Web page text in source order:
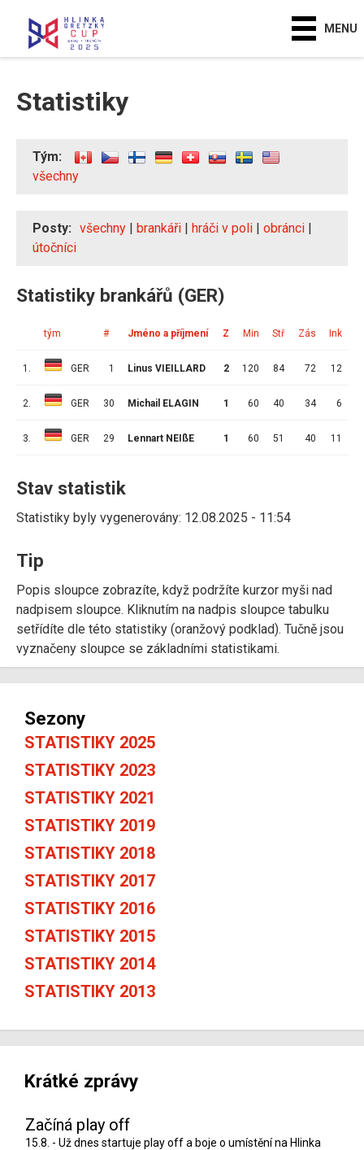
MENU
Statistiky
Tým:
všechny
Posty: všechny | brankáři | hráči v poli | obránci |
útočníci
Statistiky brankářů (GER)
tým # Jméno a příjmení Z Min Stř Zás Ink
1. GER 1 Linus VIEILLARD 2 120 84 72 12
2. GER 30 Michail ELAGIN 1 60 40 34 6
3. GER 29 Lennart NEIßE 1 60 51 40 11
Stav statistik
Statistiky byly vygenerovány: 12.08.2025 - 11:54
Tip
Popis sloupce zobrazíte, když podržíte kurzor myši nad
nadpisem sloupce. Kliknutím na nadpis sloupce tabulku
setřídíte dle této statistiky (oranžový podklad). Tučně jsou
vyznačeny sloupce se základními statistikami.
Sezony
STATISTIKY 2025
STATISTIKY 2023
STATISTIKY 2021
STATISTIKY 2019
STATISTIKY 2018
STATISTIKY 2017
STATISTIKY 2016
STATISTIKY 2015
STATISTIKY 2014
STATISTIKY 2013
Krátké zprávy
Začíná play off
15.8. - Už dnes startuje play off a boje o umístění na Hlinka